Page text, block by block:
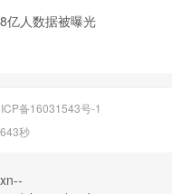
以通过搜索、咨询
，可以通过服务商
亿人数据被曝光
备16031543号-1
秒